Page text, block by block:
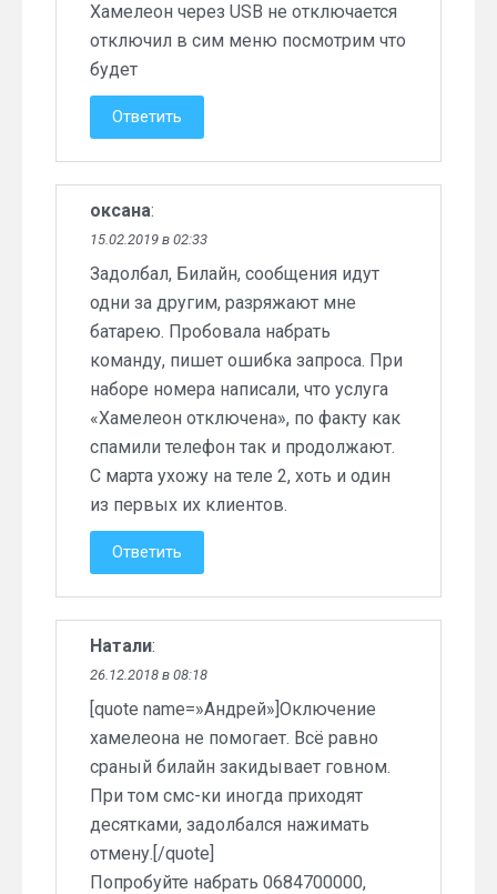
Хамелеон через USB не отключается
отключил в сим меню посмотрим что
будет
Ответить
оксана:
15.02.2019 в 02:33
Задолбал, Билайн, сообщения идут
одни за другим, разряжают мне
батарею. Пробовала набрать
команду, пишет ошибка запроса. При
наборе номера написали, что услуга
«Хамелеон отключена», по факту как
спамили телефон так и продолжают.
С марта ухожу на теле 2, хоть и один
из первых их клиентов.
Ответить
Натали:
26.12.2018 в 08:18
[quote name=»Андрей»]Оключение
хамелеона не помогает. Всё равно
сраный билайн закидывает говном.
При том смс-ки иногда приходят
десятками, задолбался нажимать
отмену.[/quote]
Попробуйте набрать 0684700000,